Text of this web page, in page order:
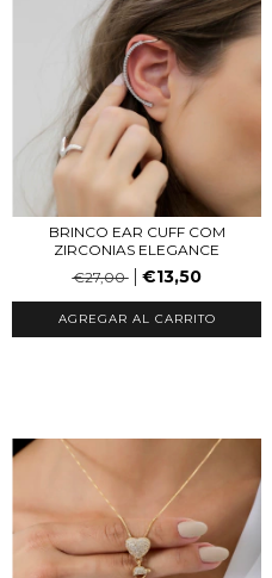
BRINCO EAR CUFF COM
ZIRCONIAS ELEGANCE
€27,00
€13,50
AGREGAR AL CARRITO